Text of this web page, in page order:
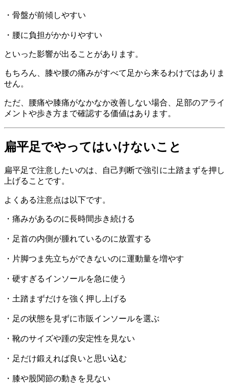
・骨盤が前傾しやすい
・腰に負担がかかりやすい
といった影響が出ることがあります。
もちろん、膝や腰の痛みがすべて足から来るわけではありま
せん。
ただ、腰痛や膝痛がなかなか改善しない場合、足部のアライ
メントや歩き方まで確認する価値はあります。
扁平足でやってはいけないこと
扁平足で注意したいのは、自己判断で強引に土踏まずを押し
上げることです。
よくある注意点は以下です。
・痛みがあるのに長時間歩き続ける
・足首の内側が腫れているのに放置する
・片脚つま先立ちができないのに運動量を増やす
・硬すぎるインソールを急に使う
・土踏まずだけを強く押し上げる
・足の状態を見ずに市販インソールを選ぶ
・靴のサイズや踵の安定性を見ない
・足だけ鍛えれば良いと思い込む
・膝や股関節の動きを見ない